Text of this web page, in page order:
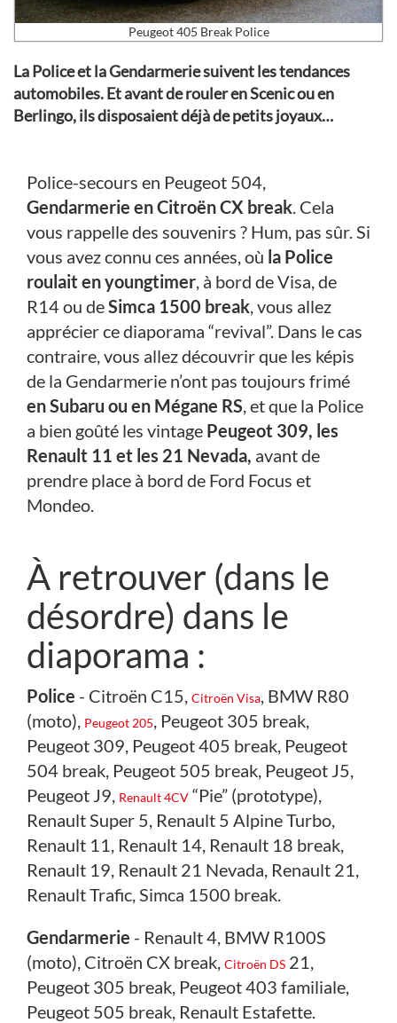
Peugeot 405 Break Police
La Police et la Gendarmerie suivent les tendances
automobiles. Et avant de rouler en Scenic ou en
Berlingo, ils disposaient déjà de petits joyaux…
Police-secours en Peugeot 504,
Gendarmerie en Citroën CX break. Cela
vous rappelle des souvenirs ? Hum, pas sûr. Si
vous avez connu ces années, où la Police
roulait en youngtimer, à bord de Visa, de
R14 ou deSimca 1500 break, vous allez
apprécier ce diaporama “revival”. Dans le cas
contraire, vous allez découvrir que les képis
de la Gendarmerie n’ont pas toujours frimé
en Subaru ou en Mégane RS, et que la Police
a bien goûté les vintage Peugeot 309, les
Renault 11 et les 21 Nevada, avant de
prendre place à bord de Ford Focus et
Mondeo.
À retrouver (dans le
désordre) dans le
diaporama :
Police - Citroën C15, Citroën Visa, BMW R80
(moto), Peugeot 205, Peugeot 305 break,
Peugeot 309, Peugeot 405 break, Peugeot
504 break, Peugeot 505 break, Peugeot J5,
Peugeot J9, Renault 4CV “Pie” (prototype),
Renault Super 5, Renault 5 Alpine Turbo,
Renault 11, Renault 14, Renault 18 break,
Renault 19, Renault 21 Nevada, Renault 21,
Renault Trafic, Simca 1500 break.
Gendarmerie - Renault 4, BMW R100S
(moto), Citroën CX break, Citroën DS 21,
Peugeot 305 break, Peugeot 403 familiale,
Peugeot 505 break, Renault Estafette.